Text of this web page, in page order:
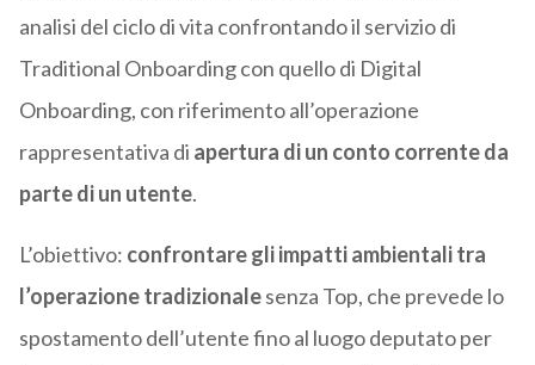
analisi del ciclo di vita confrontando il servizio di
Traditional Onboarding con quello di Digital
Onboarding, con riferimento all’operazione
rappresentativa di apertura di un conto corrente da
parte di un utente.
L’obiettivo: confrontare gli impatti ambientali tra
l’operazione tradizionalesenza Top, che prevede lo
spostamento dell’utente fino al luogo deputato per